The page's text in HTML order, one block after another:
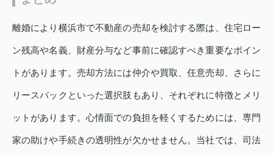
離婚により横浜市で不動産の売却を検討する際は、住宅ロー
ン残高や名義、財産分与など事前に確認すべき重要なポイン
トがあります。売却方法には仲介や買取、任意売却、さらに
リースバックといった選択肢もあり、それぞれに特徴とメリ
ットがあります。心情面での負担を軽くするためには、専門
家の助けや手続きの透明性が欠かせません。当社では、司法